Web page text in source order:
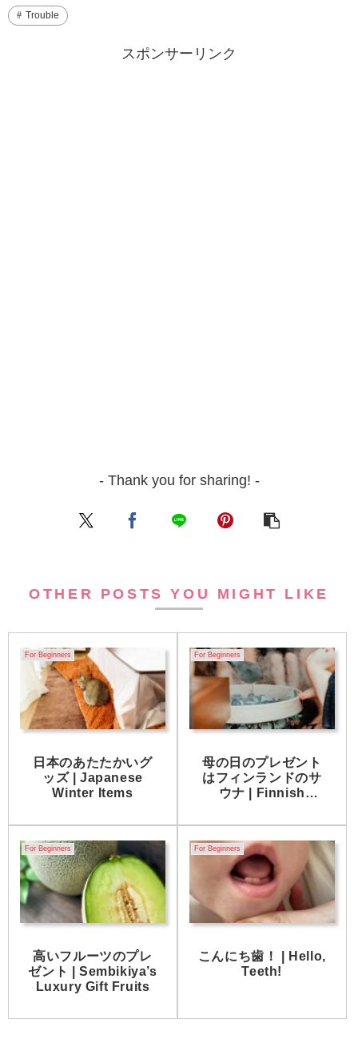
Trouble
スポンサーリンク
- Thank you for sharing! -
OTHER POSTS YOU MIGHT LIKE
For Beginners
日本のあたたかいグ
ッズ | Japanese
Winter Items
For Beginners
母の日のプレゼント
はフィンランドのサ
ウナ | Finnish
Day
For Beginners
高いフルーツのプレ
ゼント | Sembikiya’s
Luxury Gift Fruits
For Beginners
こんにち歯！ | Hello,
Teeth!